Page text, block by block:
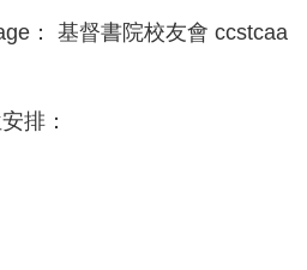
： 基督書院校友會 ccstcaa
排：